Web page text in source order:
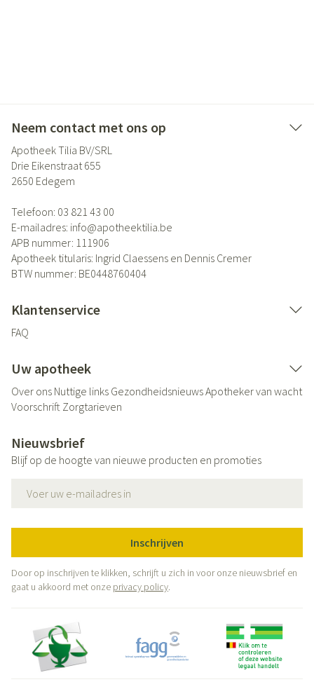
Neem contact met ons op
Apotheek Tilia BV/SRL
Drie Eikenstraat 655
2650 Edegem
Telefoon: 03 821 43 00
E-mailadres: info@apotheektilia.be
APB nummer: 111906
Apotheek titularis: Ingrid Claessens en Dennis Cremer
BTW nummer: BE0448760404
Klantenservice
FAQ
Uw apotheek
Over ons Nuttige links GezondheidsnieuwsApotheker van wacht
Voorschrift Zorgtarieven
Nieuwsbrief
Blijf op de hoogte van nieuwe producten en promoties
Inschrijven
Door op inschrijven te klikken, schrijft u zich in voor onze nieuwsbrief en
gaat u akkoord met onze privacy policy.